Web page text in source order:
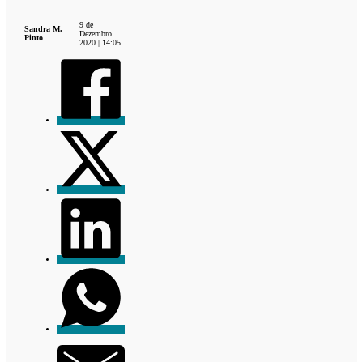
Sandra M.
Pinto
9 de
Dezembro
2020 | 14:05